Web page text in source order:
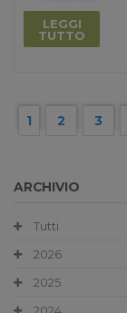
LEGGI
TUTTO
1 2 3
ARCHIVIO
Tutti
2026
2025
2024